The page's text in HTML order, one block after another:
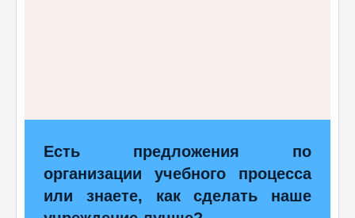
Есть предложения по
организации учебного процесса
или знаете, как сделать наше